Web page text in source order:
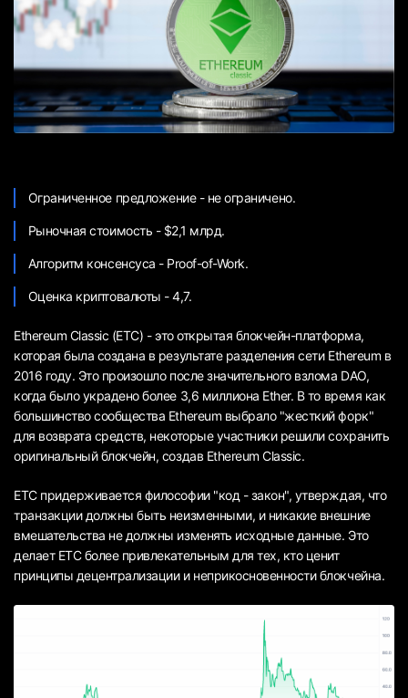
Ограниченное предложение - не ограничено.
Рыночная стоимость - $2,1 млрд.
Алгоритм консенсуса - Proof-of-Work.
Оценка криптовалюты - 4,7.
Ethereum Classic (ETC) - это открытая блокчейн-платформа,
которая была создана в результате разделения сети Ethereum в
2016 году. Это произошло после значительного взлома DAO,
когда было украдено более 3,6 миллиона Ether. В то время как
большинство сообщества Ethereum выбрало "жесткий форк"
для возврата средств, некоторые участники решили сохранить
оригинальный блокчейн, создав Ethereum Classic.
ETC придерживается философии "код - закон", утверждая, что
транзакции должны быть неизменными, и никакие внешние
вмешательства не должны изменять исходные данные. Это
делает ETC более привлекательным для тех, кто ценит
принципы децентрализации и неприкосновенности блокчейна.